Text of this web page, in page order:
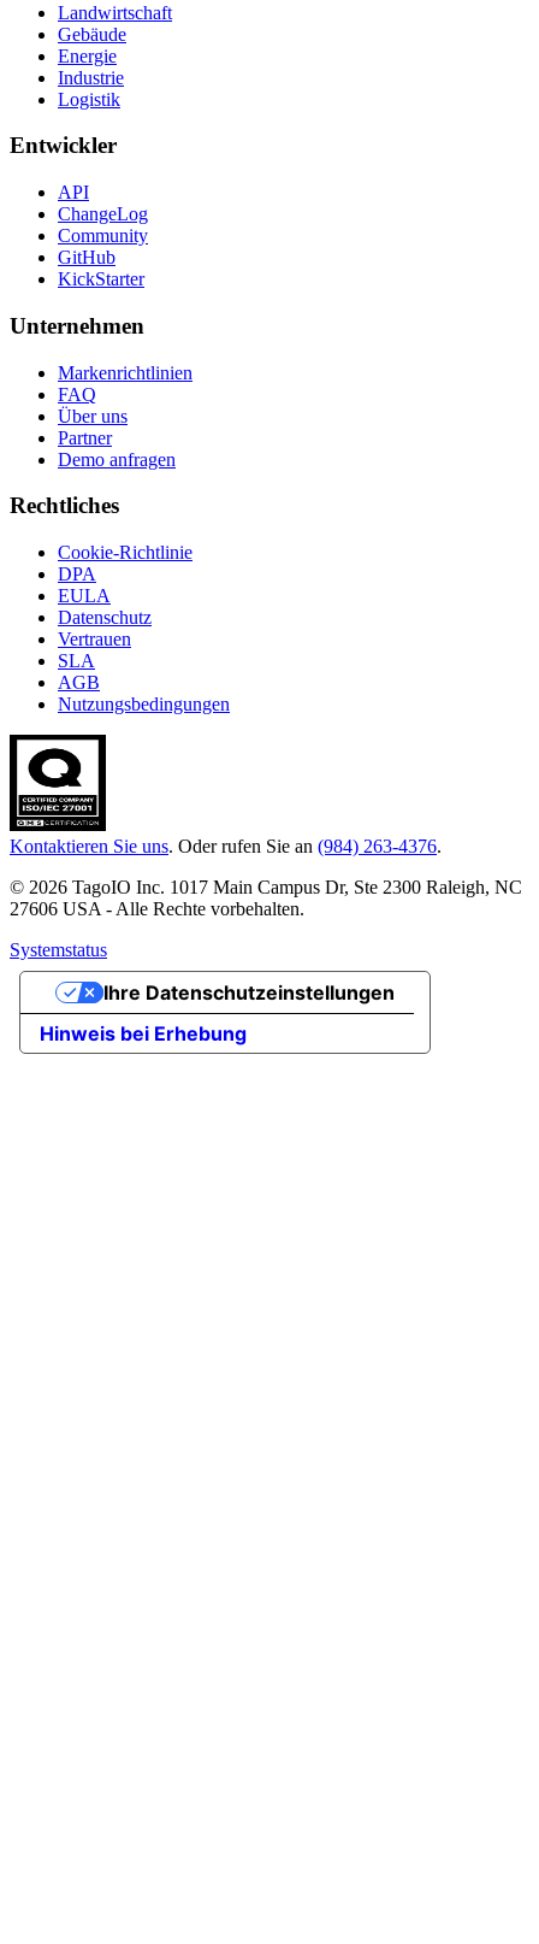
Landwirtschaft
Gebäude
Energie
Industrie
Logistik
Entwickler
API
ChangeLog
Community
GitHub
KickStarter
Unternehmen
Markenrichtlinien
FAQ
Über uns
Partner
Demo anfragen
Rechtliches
Cookie-Richtlinie
DPA
EULA
Datenschutz
Vertrauen
SLA
AGB
Nutzungsbedingungen
Kontaktieren Sie uns. Oder rufen Sie an (984) 263-4376.
© 2026 TagoIO Inc. 1017 Main Campus Dr, Ste 2300 Raleigh, NC
27606 USA - Alle Rechte vorbehalten.
Systemstatus
Hinweis bei Erhebung
Ihre Datenschutzeinstellungen